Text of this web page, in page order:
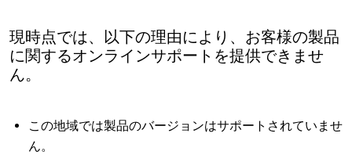
現時点では、以下の理由により、お客様の製品
に関するオンラインサポートを提供できませ
ん。
この地域では製品のバージョンはサポートされていませ
ん。